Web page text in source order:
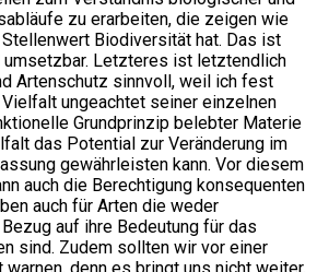
zu erarbeiten, die zeigen wie
Biodiversität hat. Das ist
umsetzbar. Letzteres ist letztendlich
Artenschutz sinnvoll, weil ich fest
ungeachtet seiner einzelnen
Grundprinzip belebter Materie
das Potential zur Veränderung im
gewährleisten kann. Vor diesem
auch die Berechtigung konsequenten
auch für Arten die weder
auf ihre Bedeutung für das
sind. Zudem sollten wir vor einer